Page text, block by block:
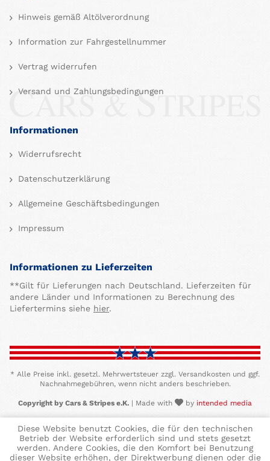
Hinweis gemäß Altölverordnung
Information zur Fahrgestellnummer
Vertrag widerrufen
Versand und Zahlungsbedingungen
Informationen
Widerrufsrecht
Datenschutzerklärung
Allgemeine Geschäftsbedingungen
Impressum
Informationen zu Lieferzeiten
**Gilt für Lieferungen nach Deutschland. Lieferzeiten für
andere Länder und Informationen zu Berechnung des
Liefertermins siehe hier.
* Alle Preise inkl. gesetzl. Mehrwertsteuer zzgl. Versandkosten und ggf.
Nachnahmegebühren, wenn nicht anders beschrieben.
Copyright by Cars & Stripes e.K. | Made with by intended media
Diese Website benutzt Cookies, die für den technischen
Betrieb der Website erforderlich sind und stets gesetzt
werden. Andere Cookies, die den Komfort bei Benutzung
dieser Website erhöhen, der Direktwerbung dienen oder die